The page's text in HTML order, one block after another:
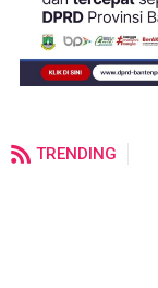
TRENDING